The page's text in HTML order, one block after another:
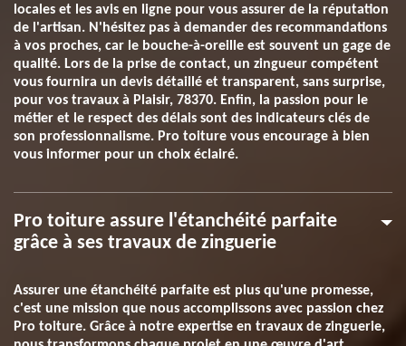
locales et les avis en ligne pour vous assurer de la réputation
de l'artisan. N'hésitez pas à demander des recommandations
à vos proches, car le bouche-à-oreille est souvent un gage de
qualité. Lors de la prise de contact, un zingueur compétent
vous fournira un devis détaillé et transparent, sans surprise,
pour vos travaux à Plaisir, 78370. Enfin, la passion pour le
métier et le respect des délais sont des indicateurs clés de
son professionnalisme. Pro toiture vous encourage à bien
vous informer pour un choix éclairé.
Pro toiture assure l'étanchéité parfaite
grâce à ses travaux de zinguerie
Assurer une étanchéité parfaite est plus qu'une promesse,
c'est une mission que nous accomplissons avec passion chez
Pro toiture. Grâce à notre expertise en travaux de zinguerie,